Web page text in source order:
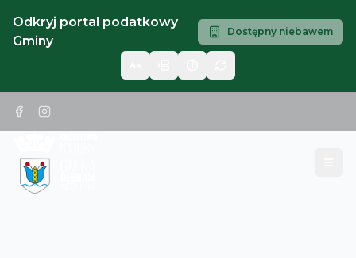
Odkryj portal podatkowy
Gminy
Dostępny niebawem